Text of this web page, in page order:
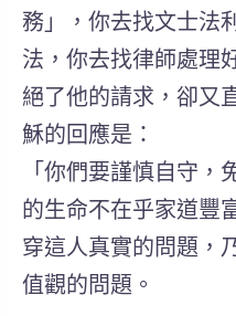
務」，你去找文士法
法，你去找律師處理
絕了他的請求 ，卻又
穌的回應是：
「你們要謹慎自守
的生命不在乎家道豐
穿這人真實的問題，
值觀的問題。